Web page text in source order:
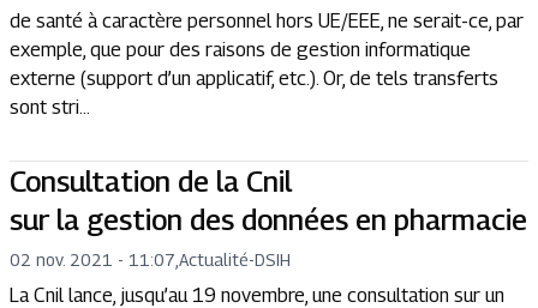
de santé à caractère personnel hors UE/EEE, ne serait-ce, par
exemple, que pour des raisons de gestion informatique
externe (support d’un applicatif, etc.). Or, de tels transferts
sont stri...
Consultation de la Cnil
sur la gestion des données en pharmacie
02 nov. 2021 - 11:07 Actualité-DSIH
La Cnil lance, jusqu’au 19 novembre, une consultation sur un